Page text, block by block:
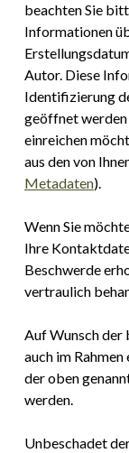
beachten Sie
Informationen
Autor. Diese
Identifizierung
geöffnet werden
einreichen
aus den von
Metadaten).
Wenn Sie
Ihre
Beschwerde
vertraulich
Auf Wunsch der
auch im
der oben
werden.
Unbeschadet